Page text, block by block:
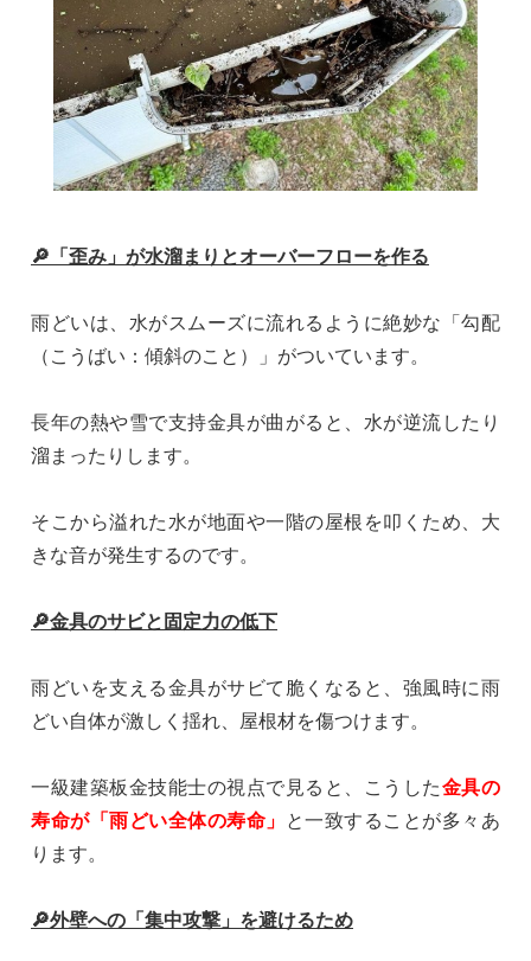
🔎「歪み」が水溜まりとオーバーフローを作る
雨どいは、水がスムーズに流れるように絶妙な「勾配
（こうばい：傾斜のこと）」がついています。
長年の熱や雪で支持金具が曲がると、水が逆流したり
溜まったりします。
そこから溢れた水が地面や一階の屋根を叩くため、大
きな音が発生するのです。
🔎金具のサビと固定力の低下
雨どいを支える金具がサビて脆くなると、強風時に雨
どい自体が激しく揺れ、屋根材を傷つけます。
一級建築板金技能士の視点で見ると、こうした金具の
寿命が「雨どい全体の寿命」
と一致することが多々あ
ります。
🔎外壁への「集中攻撃」を避けるため